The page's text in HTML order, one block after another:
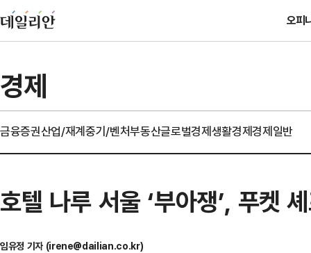
오피
경제
금융증권산업/재계중기/벤처부동산글로벌경제생활경제경제일반
호텔 나루 서울 ‘부아쟁’, 푸켓
임유정 기자 (irene@dailian.co.kr)